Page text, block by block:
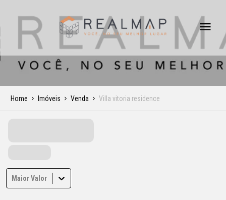
Home Imóveis Venda Villa vitoria residence
Maior Valor